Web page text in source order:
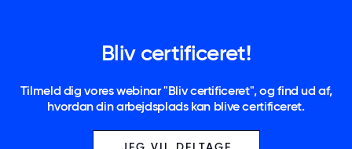
Bliv certificeret!
Tilmeld dig vores webinar "Bliv certificeret", og find ud af,
hvordan din arbejdsplads kan blive certificeret.